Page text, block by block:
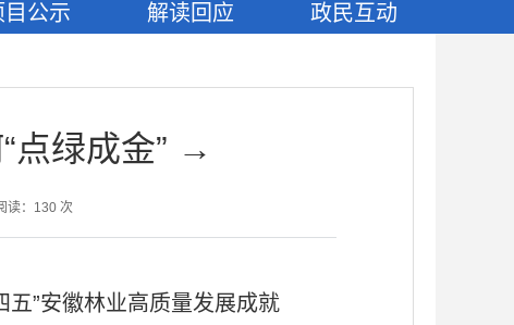
目公示 解读回应 政民互动
点绿成金” →
读： 130次
五”安徽林业高质量发展成就